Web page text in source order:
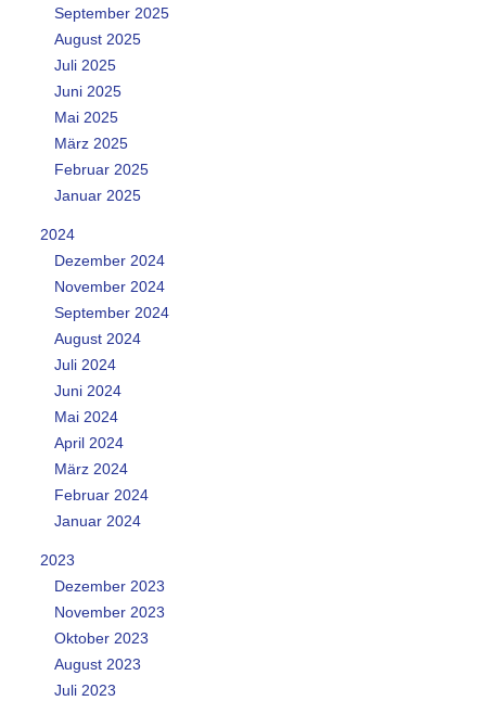
September 2025
August 2025
Juli 2025
Juni 2025
Mai 2025
März 2025
Februar 2025
Januar 2025
2024
Dezember 2024
November 2024
September 2024
August 2024
Juli 2024
Juni 2024
Mai 2024
April 2024
März 2024
Februar 2024
Januar 2024
2023
Dezember 2023
November 2023
Oktober 2023
August 2023
Juli 2023